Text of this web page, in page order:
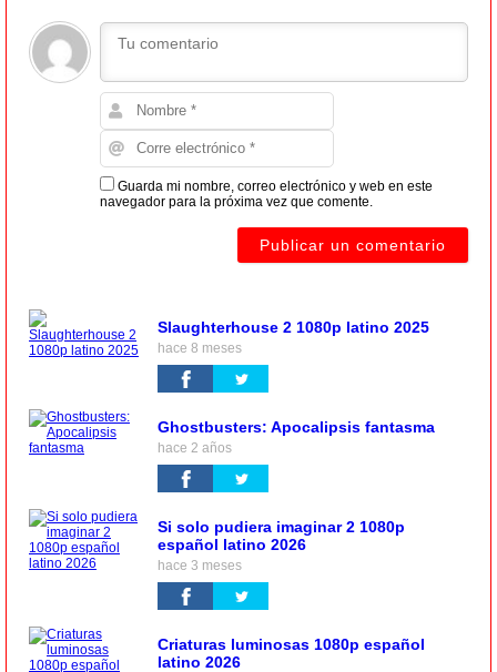
Guarda mi nombre, correo electrónico y web en este
navegador para la próxima vez que comente.
Slaughterhouse 2 1080p latino 2025
hace 8 meses
Ghostbusters: Apocalipsis fantasma
hace 2 años
Si solo pudiera imaginar 2 1080p
español latino 2026
hace 3 meses
Criaturas luminosas 1080p español
latino 2026